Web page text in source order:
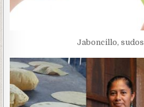
Jaboncillo,